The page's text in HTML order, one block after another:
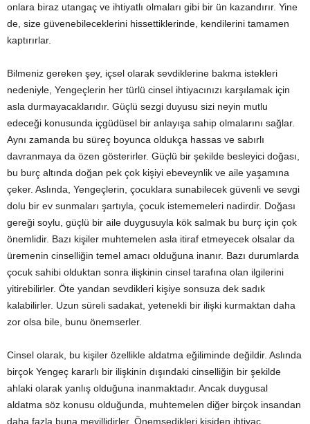
onlara biraz utangaç ve ihtiyatlı olmaları gibi bir ün kazandırır. Yine
de, size güvenebileceklerini hissettiklerinde, kendilerini tamamen
kaptırırlar.
Bilmeniz gereken şey, içsel olarak sevdiklerine bakma istekleri
nedeniyle, Yengeçlerin her türlü cinsel ihtiyacınızı karşılamak için
asla durmayacaklarıdır. Güçlü sezgi duyusu sizi neyin mutlu
edeceği konusunda içgüdüsel bir anlayışa sahip olmalarını sağlar.
Aynı zamanda bu süreç boyunca oldukça hassas ve sabırlı
davranmaya da özen gösterirler. Güçlü bir şekilde besleyici doğası,
bu burç altında doğan pek çok kişiyi ebeveynlik ve aile yaşamına
çeker. Aslında, Yengeçlerin, çocuklara sunabilecek güvenli ve sevgi
dolu bir ev sunmaları şartıyla, çocuk istememeleri nadirdir. Doğası
gereği soylu, güçlü bir aile duygusuyla kök salmak bu burç için çok
önemlidir. Bazı kişiler muhtemelen asla itiraf etmeyecek olsalar da
üremenin cinselliğin temel amacı olduğuna inanır. Bazı durumlarda
çocuk sahibi olduktan sonra ilişkinin cinsel tarafına olan ilgilerini
yitirebilirler. Öte yandan sevdikleri kişiye sonsuza dek sadık
kalabilirler. Uzun süreli sadakat, yetenekli bir ilişki kurmaktan daha
zor olsa bile, bunu önemserler.
Cinsel olarak, bu kişiler özellikle aldatma eğiliminde değildir. Aslında
birçok Yengeç kararlı bir ilişkinin dışındaki cinselliğin bir şekilde
ahlaki olarak yanlış olduğuna inanmaktadır. Ancak duygusal
aldatma söz konusu olduğunda, muhtemelen diğer birçok insandan
daha fazla buna meyillidirler. Önemsedikleri kişiden ihtiyaç